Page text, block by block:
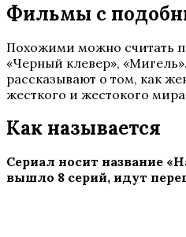
Фильмы с
Похожими можно считать
«Черный клевер»,
рассказывают о том, как
жесткого и жестокого
Как называется
Сериал носит название
вышло 8 серий, идут